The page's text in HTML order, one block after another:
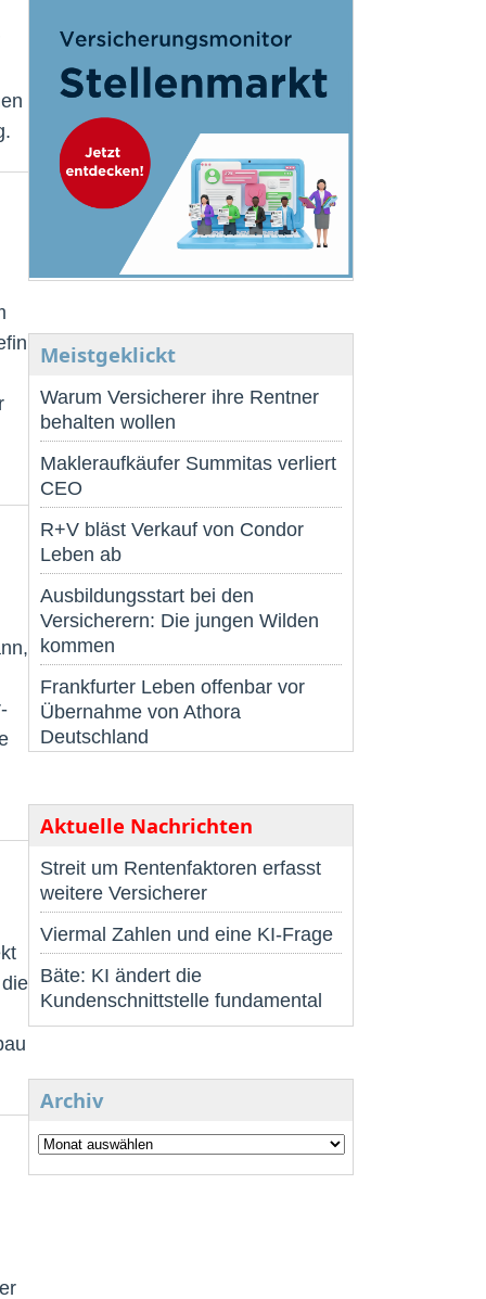
Meistgeklickt
Warum Versicherer ihre Rentner
behalten wollen
Makleraufkäufer Summitas verliert
CEO
R+V bläst Verkauf von Condor
Leben ab
Ausbildungsstart bei den
Versicherern: Die jungen Wilden
kommen
Frankfurter Leben offenbar vor
Übernahme von Athora
Deutschland
Aktuelle Nachrichten
Streit um Rentenfaktoren erfasst
weitere Versicherer
Viermal Zahlen und eine KI-Frage
Bäte: KI ändert die
Kundenschnittstelle fundamental
Archiv